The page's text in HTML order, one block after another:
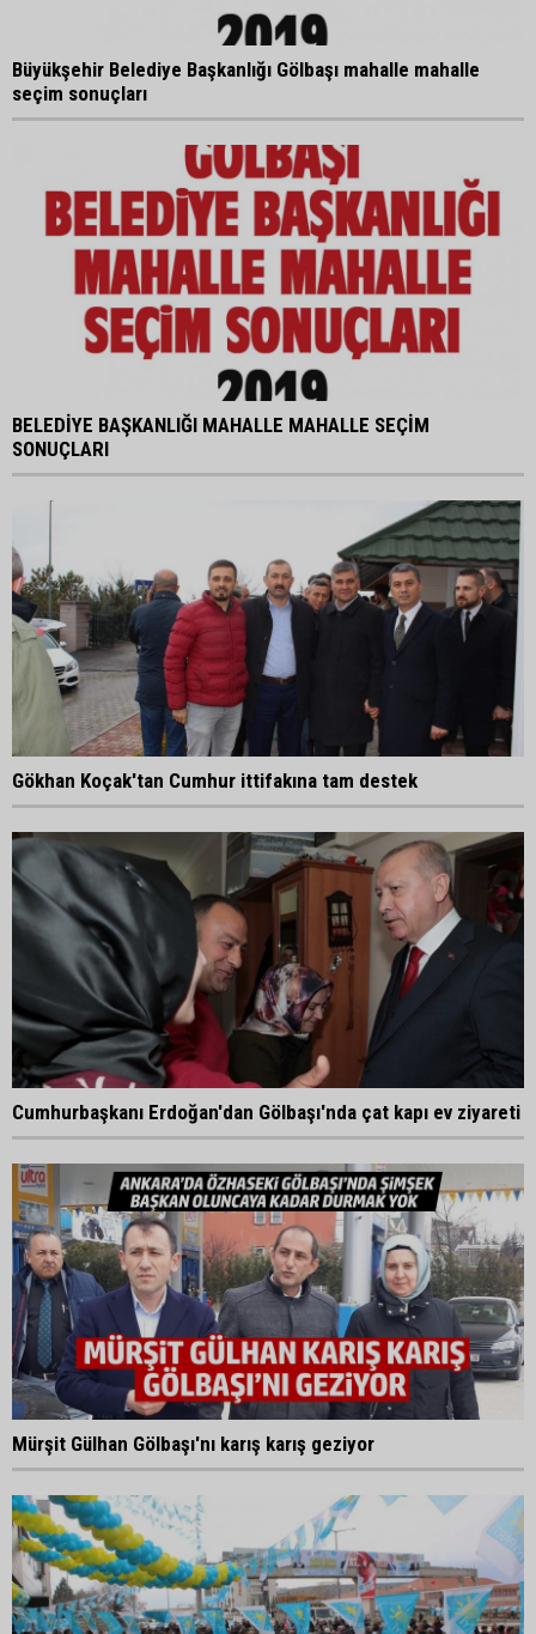
Büyükşehir Belediye Başkanlığı Gölbaşı mahalle mahalle
seçim sonuçları
BELEDİYE BAŞKANLIĞI MAHALLE MAHALLE SEÇİM
SONUÇLARI
Gökhan Koçak'tan Cumhur ittifakına tam destek
Cumhurbaşkanı Erdoğan'dan Gölbaşı'nda çat kapı ev ziyareti
Mürşit Gülhan Gölbaşı'nı karış karış geziyor